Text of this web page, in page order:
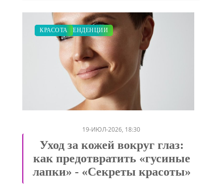
МОДНЫЕ ТЕНДЕНЦИИ
КРАСОТА
19-ИЮЛ-2026, 18:30
Уход за кожей вокруг глаз:
как предотвратить «гусиные
лапки» - «Секреты красоты»